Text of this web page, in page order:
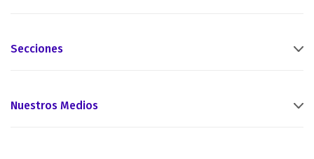
Secciones
Nuestros Medios